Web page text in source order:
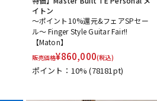
イトン
～ポイント10%還元&フェアSPセー
ル～ Finger Style Guitar Fair!!
【Maton】
販売価格¥860,000(税込)
ポイント：10%(78181pt)